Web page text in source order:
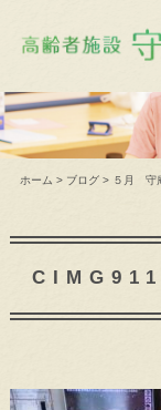
ホーム > ブログ> ５月 守